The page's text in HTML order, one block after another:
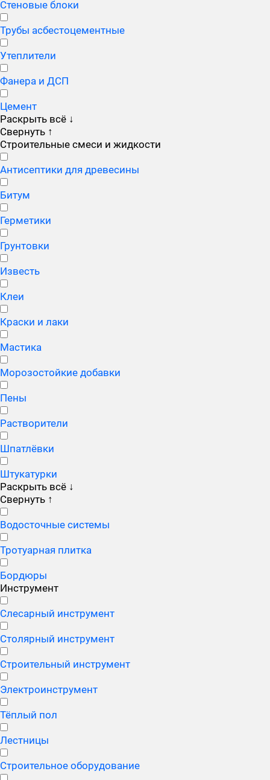
Стеновые блоки
Трубы асбестоцементные
Утеплители
Фанера и ДСП
Цемент
Раскрыть всё ↓
Свернуть ↑
Строительные смеси и жидкости
Антисептики для древесины
Битум
Герметики
Грунтовки
Известь
Клеи
Краски и лаки
Мастика
Морозостойкие добавки
Пены
Растворители
Шпатлёвки
Штукатурки
Раскрыть всё ↓
Свернуть ↑
Водосточные системы
Тротуарная плитка
Бордюры
Инструмент
Слесарный инструмент
Столярный инструмент
Строительный инструмент
Электроинструмент
Тёплый пол
Лестницы
Строительное оборудование